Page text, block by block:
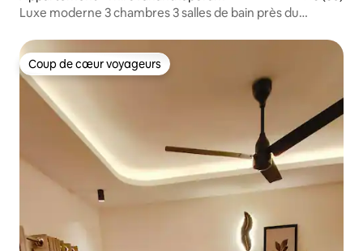
Luxe moderne 3 chambres 3 salles de bain près du
Coup de cœur voyageurs
Coup de cœur voyageurs